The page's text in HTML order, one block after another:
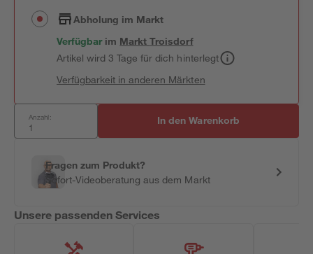
Abholung im Markt
Verfügbar im MarktTroisdorf
Artikel wird 3 Tage für dich hinterlegt
Verfügbarkeit in anderen Märkten
Anzahl: In den Warenkorb
Fragen zum Produkt?
Sofort-Videoberatung aus dem Markt
Unsere passenden Services